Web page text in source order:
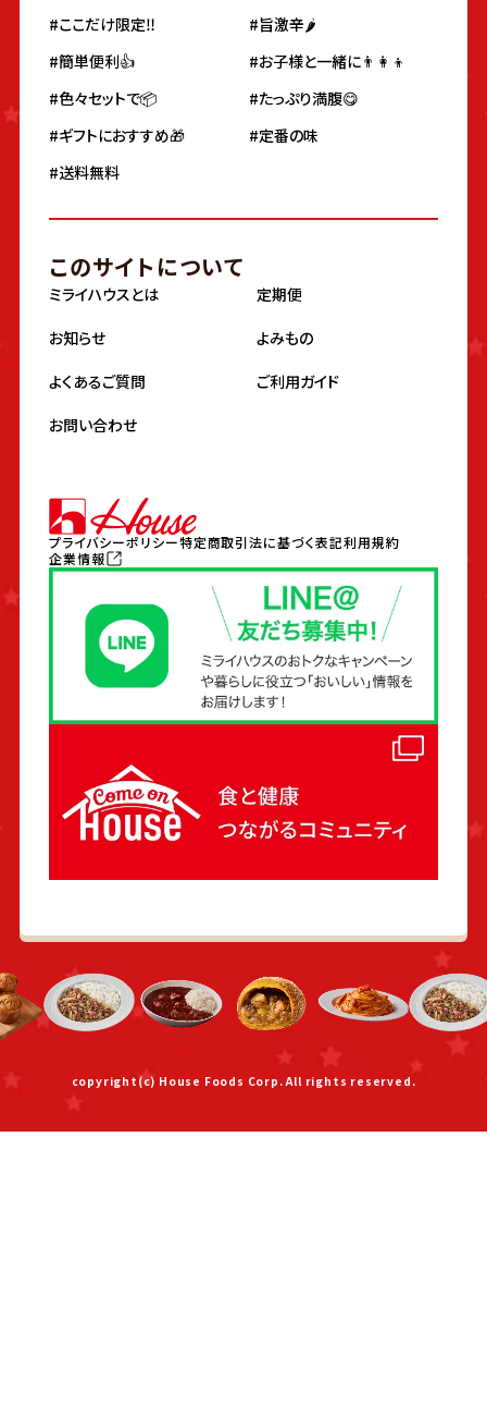
プライバシーポリシー特定商取引法に基づく表記利用規約
企業情報
#ここだけ限定‼️
#旨激辛🌶
#簡単便利👍
#お子様と一緒に👨‍👩‍👦
#色々セットで📦
#たっぷり満腹😋
#ギフトにおすすめ🎁
#定番の味
#送料無料
このサイトについて
ミライハウスとは
定期便
お知らせ
よみもの
よくあるご質問
ご利用ガイド
お問い合わせ
copyright(c) House Foods Corp. All rights reserved.